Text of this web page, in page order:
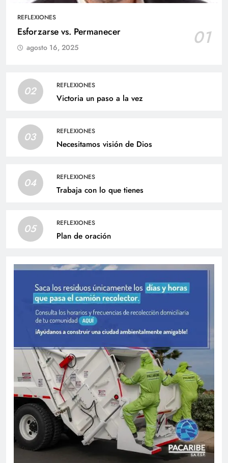
REFLEXIONES
Esforzarse vs. Permanecer 01
agosto 16, 2025
02 REFLEXIONES
Victoria un paso a la vez
03 REFLEXIONES
Necesitamos visión de Dios
04 REFLEXIONES
Trabaja con lo que tienes
05 REFLEXIONES
Plan de oración